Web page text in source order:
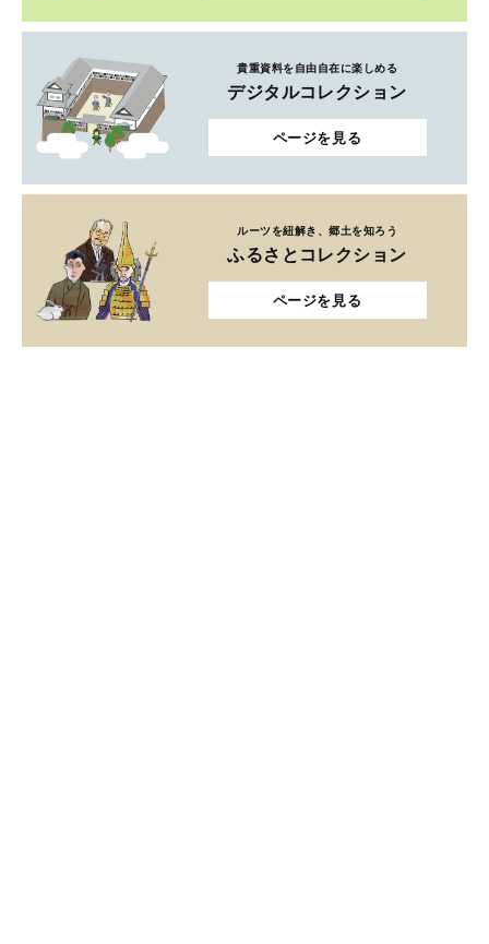
貴重資料を自由自在に楽しめる
デジタルコレクション
ページを見る
ルーツを紐解き、郷土を知ろう
ふるさとコレクション
ページを見る